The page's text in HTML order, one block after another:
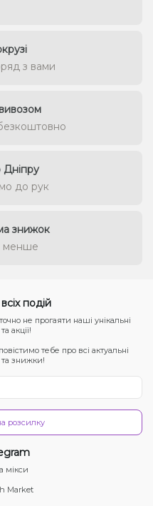
з вами
Дніпру
до рук
знижок
менше
подій
не прогаяти наші унікальні
акції!
тебе про всі актуальні
та знижки!
розсилку
мікси
Market